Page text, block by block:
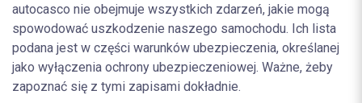
autocasco nie obejmuje wszystkich zdarzeń, jakie mogą
spowodować uszkodzenie naszego samochodu. Ich lista
podana jest w części warunków ubezpieczenia, określanej
jako wyłączenia ochrony ubezpieczeniowej. Ważne, żeby
zapoznać się z tymi zapisami dokładnie.